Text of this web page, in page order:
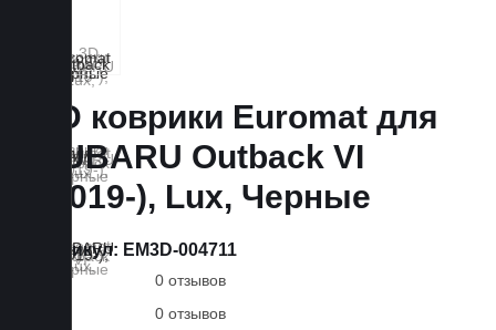
3D коврики Euromat для
SUBARU Outback VI
(2019-), Lux, Черные
Артикул: EM3D-004711
0 отзывов
0 отзывов